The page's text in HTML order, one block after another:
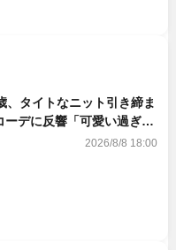
、タイトなニット引き締ま
ーデに反響「可愛い過ぎ
2026/8/8 18:00